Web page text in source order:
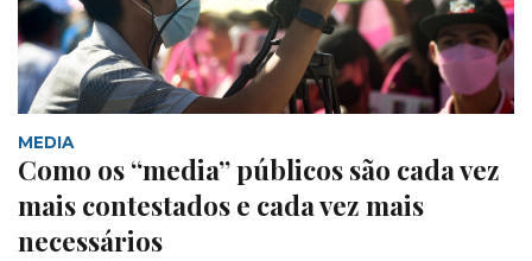
MEDIA
Como os “media” públicos são cada vez
mais contestados e cada vez mais
necessários